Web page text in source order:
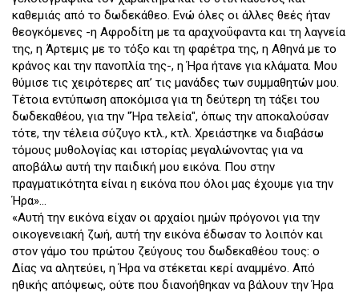
καθεμιάς από το δωδεκάθεο. Ενώ όλες οι άλλες θεές ήταν
θεογκόμενες -η Αφροδίτη με τα αραχνοΰφαντα και τη λαγνεία
της, η Άρτεμις με το τόξο και τη φαρέτρα της, η Αθηνά με το
κράνος και την πανοπλία της-, η Ήρα ήτανε για κλάματα. Μου
θύμισε τις χειρότερες απ’ τις μανάδες των συμμαθητών μου.
Τέτοια εντύπωση αποκόμισα για τη δεύτερη τη τάξει του
δωδεκαθέου, για την "Ήρα τελεία", όπως την αποκαλούσαν
τότε, την τέλεια σύζυγο κτλ., κτλ. Χρειάστηκε να διαβάσω
τόμους μυθολογίας και ιστορίας μεγαλώνοντας για να
αποβάλω αυτή την παιδική μου εικόνα. Που στην
πραγματικότητα είναι η εικόνα που όλοι μας έχουμε για την
Ήρα»...
«Αυτή την εικόνα είχαν οι αρχαίοι ημών πρόγονοι για την
οικογενειακή ζωή, αυτή την εικόνα έδωσαν το λοιπόν και
στον γάμο του πρώτου ζεύγους του δωδεκαθέου τους: ο
Δίας να αλητεύει, η Ήρα να στέκεται κερί αναμμένο. Από
ηθικής απόψεως, ούτε που διανοήθηκαν να βάλουν την Ήρα